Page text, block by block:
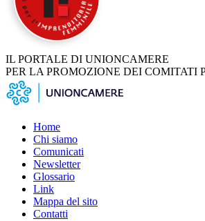
IL PORTALE DI UNIONCAMERE
PER LA PROMOZIONE DEI COMITATI
Home
Chi siamo
Comunicati
Newsletter
Glossario
Link
Mappa del sito
Contatti